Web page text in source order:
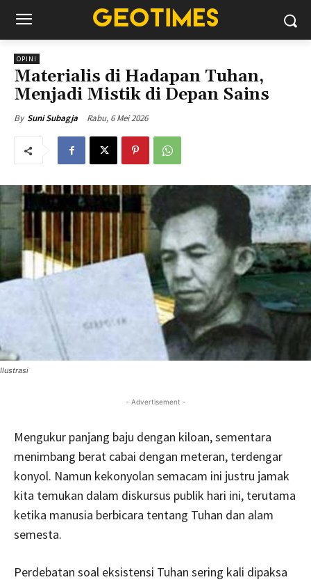
OPINI
Materialis di Hadapan Tuhan,
Menjadi Mistik di Depan Sains
By Suni Subagja Rabu, 6 Mei 2026
Ilustrasi
- Advertisement -
Mengukur panjang baju dengan kiloan, sementara
menimbang berat cabai dengan meteran, terdengar
konyol. Namun kekonyolan semacam ini justru jamak
kita temukan dalam diskursus publik hari ini, terutama
ketika manusia berbicara tentang Tuhan dan alam
semesta.
Perdebatan soal eksistensi Tuhan sering kali dipaksa